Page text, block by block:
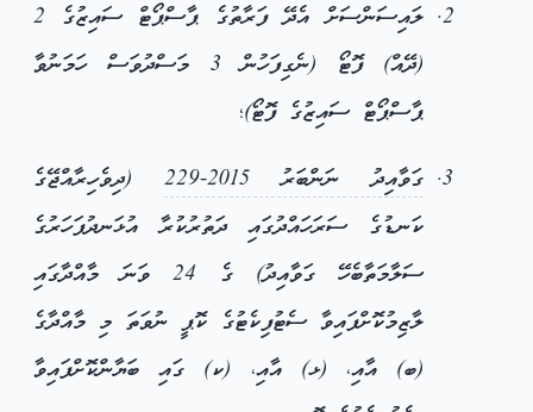
ލައިސަންސަށް އެދޭ ފަރާތުގެ ޕާސްޕޯޓް ސައިޒުގެ 2
(ދޭއް) ފޮޓޯ (ނެގިފަހުން 3 މަސްދުވަސް ހަމަނުވާ
ޕާސްޕޯޓް ސައިޒުގެ ފޮޓޯ)؛
ގަވާއިދު ނަންބަރު 2015-229
(ދިވެހިރާއްޖޭގެ
ކަނޑުގެ ސަރަހައްދުގައި ދަތުރުކުރާ އުޅަނދުފަހަރުގެ
ސަލާމަތާބެހޭ ގަވާއިދު) ގެ 24 ވަނަ މާއްދާގައި
ލާޒިމުކޮށްފައިވާ ސެޓުފިކެޓުގެ ކޮޕީ ނުވަތަ މި މާއްދާގެ
(ބ) އާއި، (ޅ) އާއި، (ކ) ގައި ބަޔާންކޮށްފައިވާ